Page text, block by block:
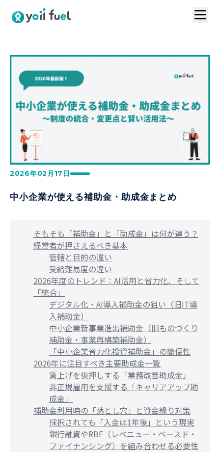
お見積りはこちら
2026年02月17日
中小企業が使える補助金・助成金まとめ
そもそも「補助金」と「助成金」は何が違う？
経営者が押さえるべき基本
管轄と目的の違い
受給難易度の違い
2026年度のトレンド：AI活用と省力化、そして
「統合」
デジタル化・AI導入補助金の狙い（旧IT導
入補助金）
中小企業新事業進出補助金（旧ものづくり
補助金・事業再構築補助金）
「中小企業省力化投資補助金」の簡便性
2026年に注目すべき主要助成金一覧
賃上げを後押しする「業務改善助成金」
非正規雇用を支援する「キャリアアップ助
成金」
補助金利用時の「落とし穴」と資金繰り対策
採択されても「入金は1年後」という現実
銀行融資やRBF（レベニュー・ベースド・
ファイナンシング）を組み合わせる必要性